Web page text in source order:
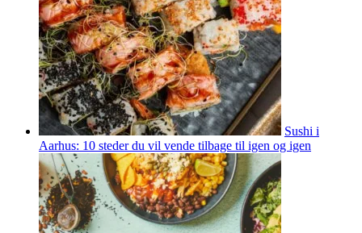
Sushi i
Aarhus: 10 steder du vil vende tilbage til igen og igen